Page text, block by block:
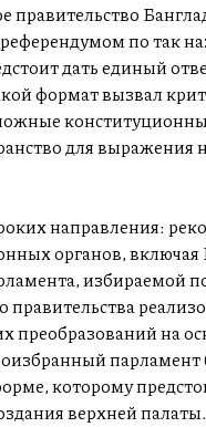
правительство
по так
дать единый
формат вызвал
для выражения
направления:
органов,
избираемой
преобразований на
которому
верхней палаты.